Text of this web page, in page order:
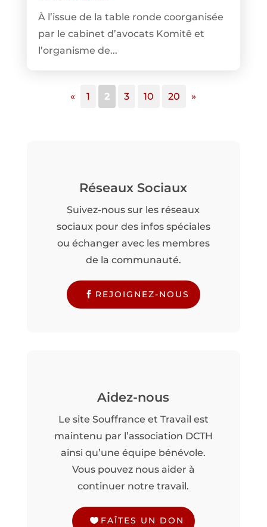
À l’issue de la table ronde coorganisée
par le cabinet d’avocats Komitê et
l’organisme de...
« 1 2 3 10 20 »
Réseaux Sociaux
Suivez-nous sur les réseaux
sociaux pour des infos spéciales
ou échanger avec les membres
de la communauté.
REJOIGNEZ-NOUS
Aidez-nous
Le site Souffrance et Travail est
maintenu par l’association DCTH
ainsi qu’une équipe bénévole.
Vous pouvez nous aider à
continuer notre travail.
FAÎTES UN DON